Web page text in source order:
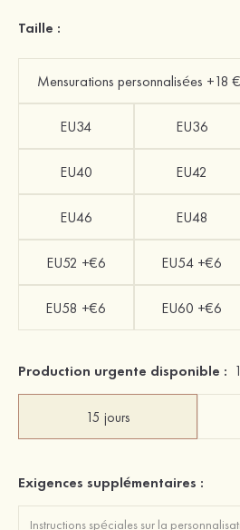
Taille :
Mensurations personnalisées +18 €
EU34 EU36
EU40 EU42
EU46 EU48
EU52 +€6 EU54 +€6
EU58 +€6 EU60 +€6
Production urgente disponible :
15 jours
Exigences supplémentaires :